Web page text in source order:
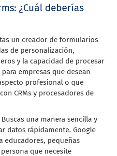
¿Cuál deberías
un creador de formularios
de personalización,
y la capacidad de procesar
empresas que desean
profesional o que
CRMs y procesadores de
Buscas una manera sencilla y
datos rápidamente. Google
educadores, pequeñas
que necesite